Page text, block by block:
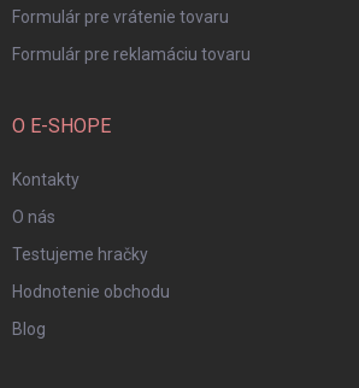
Formulár pre vrátenie tovaru
Formulár pre reklamáciu tovaru
O E-SHOPE
Kontakty
O nás
Testujeme hračky
Hodnotenie obchodu
Blog